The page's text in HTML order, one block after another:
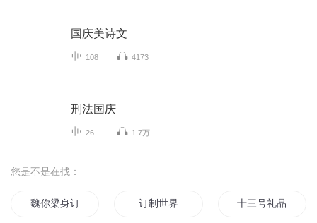
国庆美诗文
108 4173
刑法国庆
26 1.7万
您是不是在找：
魏你梁身订做 订制世界 十三号礼品店